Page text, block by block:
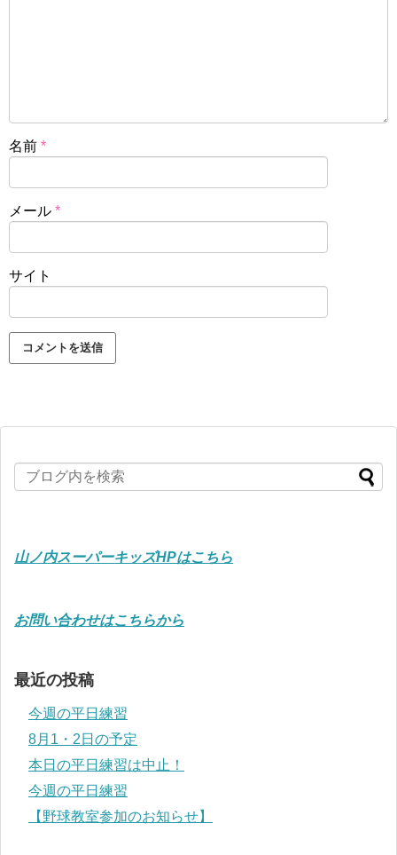
名前 *
メール *
サイト
山ノ内スーパーキッズHPはこちら
お問い合わせはこちらから
最近の投稿
今週の平日練習
8月1・2日の予定
本日の平日練習は中止！
今週の平日練習
【野球教室参加のお知らせ】